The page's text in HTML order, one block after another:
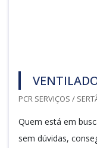
PCR SERVIÇOS /
Quem está em
sem dúvidas,